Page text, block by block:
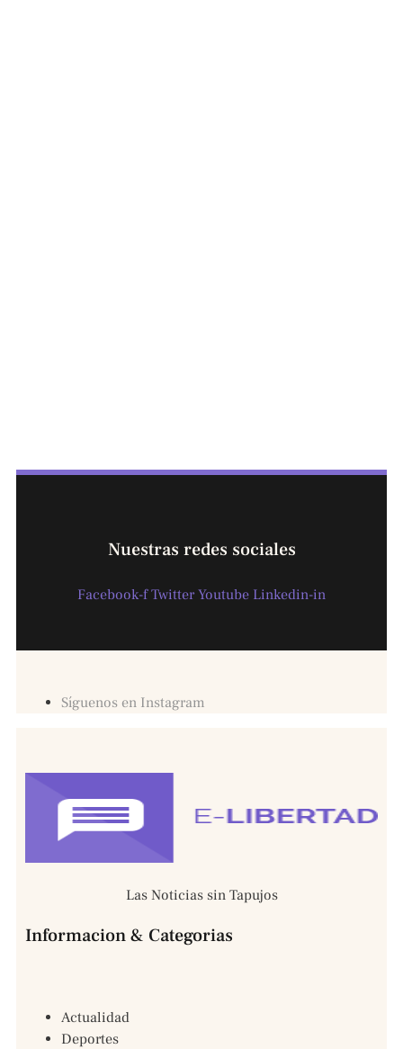
Nuestras redes sociales
Facebook-f Twitter Youtube Linkedin-in
Síguenos en Instagram
Las Noticias sin Tapujos
Informacion & Categorias
Actualidad
Deportes